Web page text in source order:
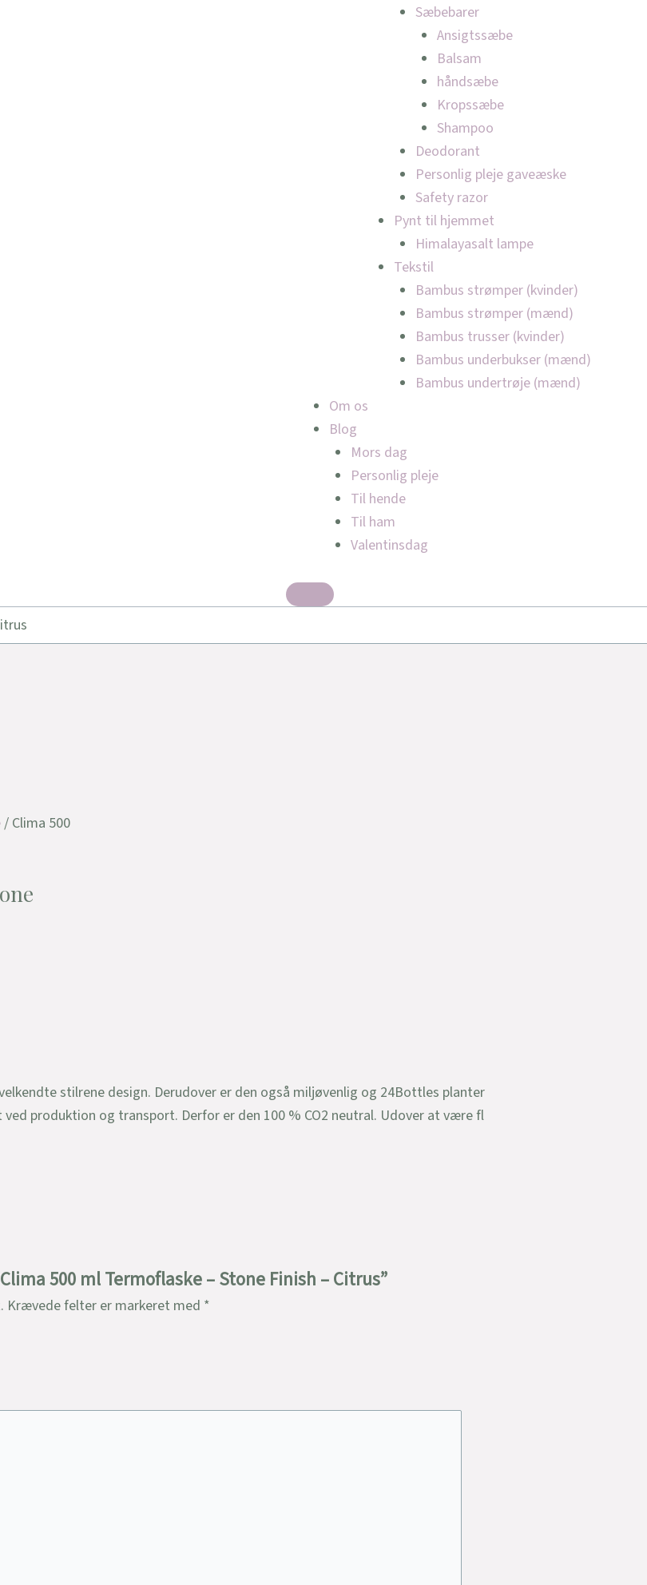
Sæbebarer
Ansigtssæbe
Balsam
håndsæbe
Kropssæbe
Shampoo
Deodorant
Personlig pleje gaveæske
Safety razor
Pynt til hjemmet
Himalayasalt lampe
Tekstil
Bambus strømper (kvinder)
Bambus strømper (mænd)
Bambus trusser (kvinder)
Bambus underbukser (mænd)
Bambus undertrøje (mænd)
Om os
Blog
Mors dag
Personlig pleje
Til hende
Til ham
Valentinsdag
/ Clima 500
stilrene design. Derudover er den også miljøvenlig og 24Bottles planter
produktion og transport. Derfor er den 100 % CO2 neutral. Udover at være fl
500 ml Termoflaske – Stone Finish – Citrus”
Krævede felter er markeret med *